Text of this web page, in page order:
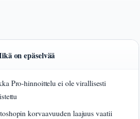
on epäselvää
Pro-hinnoittelu ei ole virallisesti
korvaavuuden laajuus vaatii